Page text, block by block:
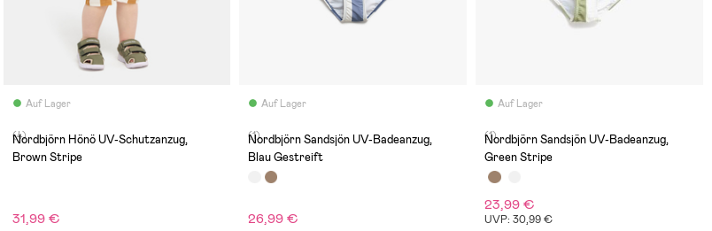
Auf Lager
(4)
Nordbjörn Hönö UV-Schutzanzug,
Brown Stripe
31,99 €
Auf Lager
(1)
Nordbjörn Sandsjön UV-Badeanzug,
Blau Gestreift
26,99 €
Auf Lager
(1)
Nordbjörn Sandsjön UV-Badeanzug,
Green Stripe
23,99 €
UVP: 30,99 €